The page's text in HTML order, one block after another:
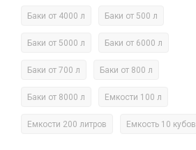
Баки от 4000 л Баки от 500 л
Баки от 5000 л Баки от 6000 л
Баки от 700 л Баки от 800 л
Баки от 8000 л Емкости 100 л
Емкости 200 литров Емкость 10 кубов